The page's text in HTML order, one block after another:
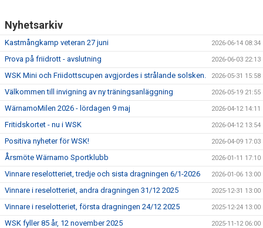
Nyhetsarkiv
Kastmångkamp veteran 27 juni 2026-06-14 08:34
Prova på friidrott - avslutning 2026-06-03 22:13
WSK Mini och Friidottscupen avgjordes i strålande solsken. 2026-05-31 15:58
Välkommen till invigning av ny träningsanläggning 2026-05-19 21:55
WärnamoMilen 2026 - lördagen 9 maj 2026-04-12 14:11
Fritidskortet - nu i WSK 2026-04-12 13:54
Positiva nyheter för WSK! 2026-04-09 17:03
Årsmöte Wärnamo Sportklubb 2026-01-11 17:10
Vinnare reselotteriet, tredje och sista dragningen 6/1-2026 2026-01-06 13:00
Vinnare i reselotteriet, andra dragningen 31/12 2025 2025-12-31 13:00
Vinnare i reselotteriet, första dragningen 24/12 2025 2025-12-24 13:00
WSK fyller 85 år, 12 november 2025 2025-11-12 06:00